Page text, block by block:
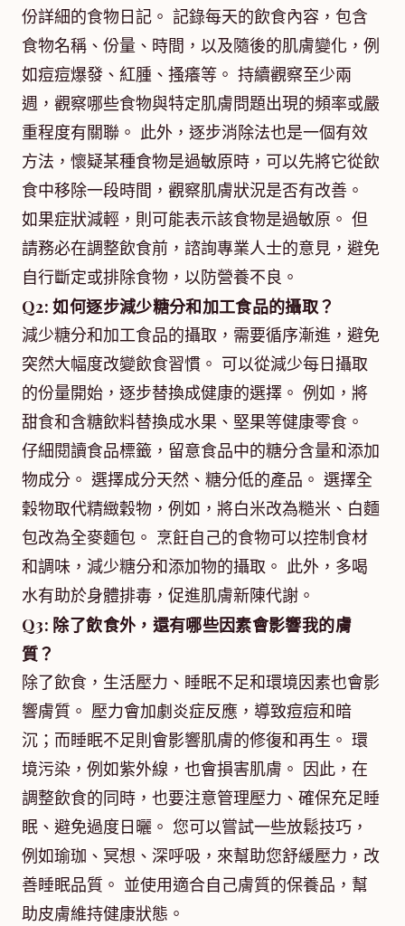
份詳細的食物日記。 記錄每天的飲食內容，包含
食物名稱、份量、時間，以及隨後的肌膚變化，例
如痘痘爆發、紅腫、搔癢等。 持續觀察至少兩
週，觀察哪些食物與特定肌膚問題出現的頻率或嚴
重程度有關聯。 此外，逐步消除法也是一個有效
方法，懷疑某種食物是過敏原時，可以先將它從飲
食中移除一段時間，觀察肌膚狀況是否有改善。
如果症狀減輕，則可能表示該食物是過敏原。 但
請務必在調整飲食前，諮詢專業人士的意見，避免
自行斷定或排除食物，以防營養不良。
Q2: 如何逐步減少糖分和加工食品的攝取？
減少糖分和加工食品的攝取，需要循序漸進，避免
突然大幅度改變飲食習慣。 可以從減少每日攝取
的份量開始，逐步替換成健康的選擇。 例如，將
甜食和含糖飲料替換成水果、堅果等健康零食。
仔細閱讀食品標籤，留意食品中的糖分含量和添加
物成分。 選擇成分天然、糖分低的產品。 選擇全
穀物取代精緻穀物，例如，將白米改為糙米、白麵
包改為全麥麵包。 烹飪自己的食物可以控制食材
和調味，減少糖分和添加物的攝取。 此外，多喝
水有助於身體排毒，促進肌膚新陳代謝。
Q3: 除了飲食外，還有哪些因素會影響我的膚
質？
除了飲食，生活壓力、睡眠不足和環境因素也會影
響膚質。 壓力會加劇炎症反應，導致痘痘和暗
沉；而睡眠不足則會影響肌膚的修復和再生。 環
境污染，例如紫外線，也會損害肌膚。 因此，在
調整飲食的同時，也要注意管理壓力、確保充足睡
眠、避免過度日曬。 您可以嘗試一些放鬆技巧，
例如瑜珈、冥想、深呼吸，來幫助您舒緩壓力，改
善睡眠品質。 並使用適合自己膚質的保養品，幫
助皮膚維持健康狀態。